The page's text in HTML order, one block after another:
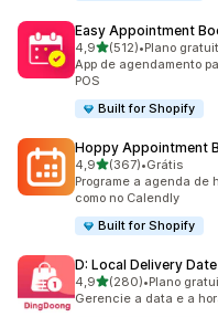
Easy Appointment
4,9de 5 estrelas
(512)
512 avaliações ao todo
•Plano
App de agendamento
POS
Built for Shopify
Hoppy Appointment
4,9de 5 estrelas
(367)
367 avaliações ao todo
•Grátis
Programe a agenda de
como no Calendly
Built for Shopify
D: Local Delivery
4,9de 5 estrelas
(280)
280 avaliações ao todo
•Plano
Gerencie a data e a